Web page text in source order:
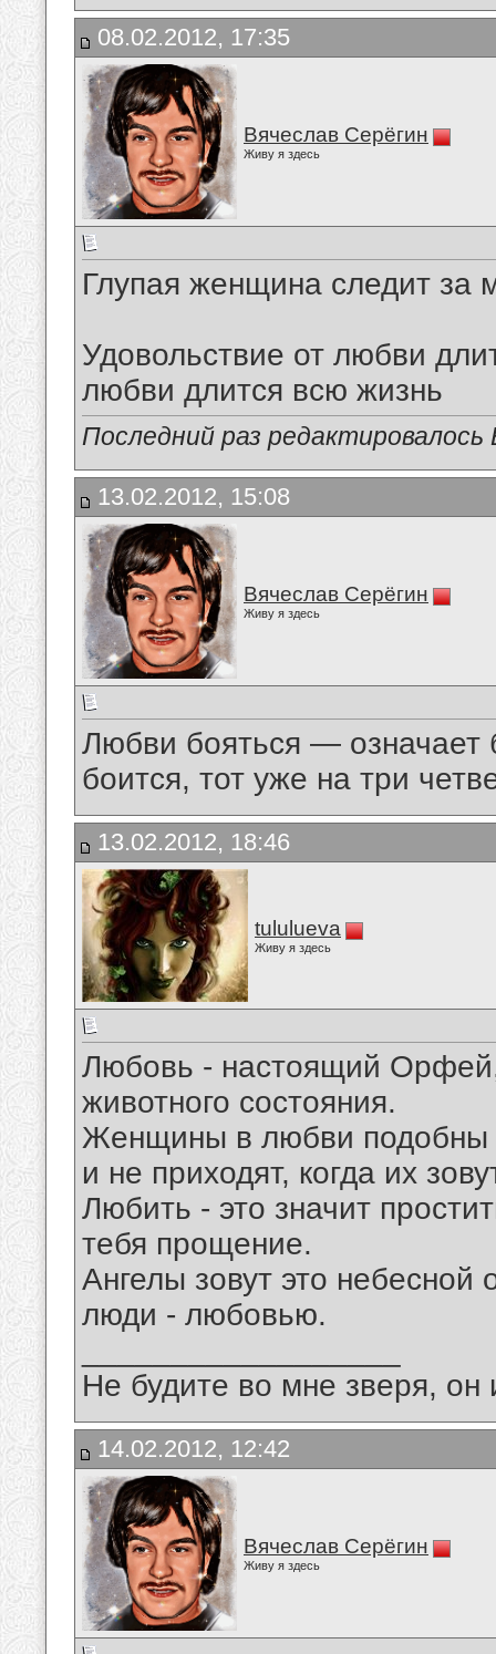
08.02.2012, 17:35
Вячеслав Серёгин
Живу я здесь
Глупая женщина следит за
Удовольствие от любви
любви длится всю жизнь
Последний раз
13.02.2012, 15:08
Вячеслав Серёгин
Живу я здесь
Любви бояться — означает
боится, тот уже на три
13.02.2012, 18:46
tululueva
Живу я здесь
Любовь - настоящий
животного состояния.
Женщины в любви подобны
и не приходят, когда их
Любить - это значит
тебя прощение.
Ангелы зовут это небесной
люди - любовью.
Не будите во мне зверя, он
14.02.2012, 12:42
Вячеслав Серёгин
Живу я здесь